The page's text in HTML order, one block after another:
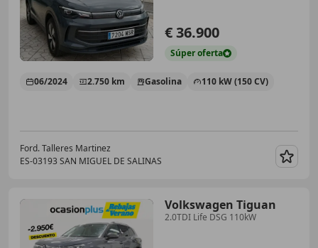
€ 36.900
Súperoferta
06/2024 2.750 km Gasolina 110 kW (150 CV)
Ford. Talleres Martinez
ES-03193 SAN MIGUEL DE SALINAS
Volkswagen Tiguan
2.0TDI Life DSG 110kW